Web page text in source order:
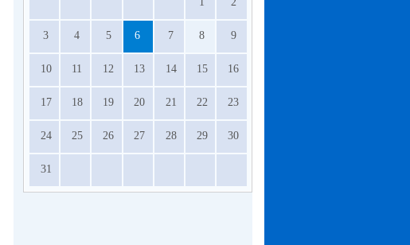
3 4 5 6 7 8 9
10 11 12 13 14 15 16
17 18 19 20 21 22 23
24 25 26 27 28 29 30
31